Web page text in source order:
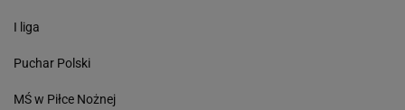
I liga
Puchar Polski
MŚ w Piłce Nożnej